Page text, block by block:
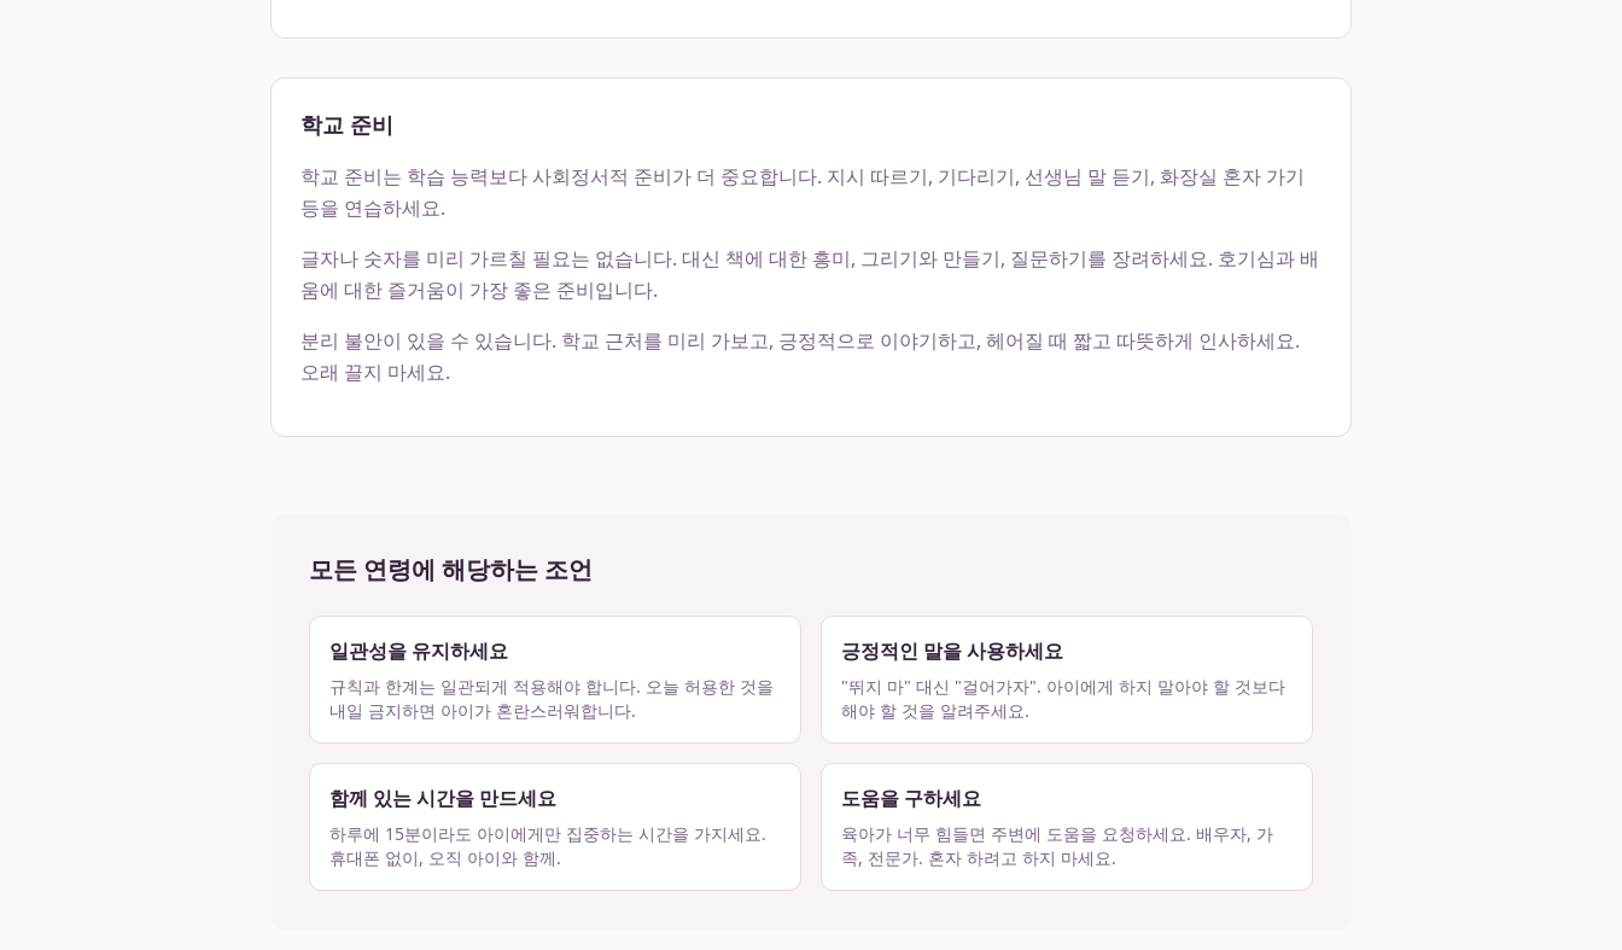
학교 준비
학교 준비는 학습 능력보다 사회정서적 준비가 더 중요합니다. 지시 따르기, 기다리기, 선생님 말 듣기, 화장실 혼자 가기
등을 연습하세요.
글자나 숫자를 미리 가르칠 필요는 없습니다. 대신 책에 대한 흥미, 그리기와 만들기, 질문하기를 장려하세요. 호기심과 배
움에 대한 즐거움이 가장 좋은 준비입니다.
분리 불안이 있을 수 있습니다. 학교 근처를 미리 가보고, 긍정적으로 이야기하고, 헤어질 때 짧고 따뜻하게 인사하세요.
오래 끌지 마세요.
모든 연령에 해당하는 조언
일관성을 유지하세요
규칙과 한계는 일관되게 적용해야 합니다. 오늘 허용한 것을
내일 금지하면 아이가 혼란스러워합니다.
긍정적인 말을 사용하세요
"뛰지 마" 대신 "걸어가자". 아이에게 하지 말아야 할 것보다
해야 할 것을 알려주세요.
함께 있는 시간을 만드세요
하루에 15분이라도 아이에게만 집중하는 시간을 가지세요.
휴대폰 없이, 오직 아이와 함께.
도움을 구하세요
육아가 너무 힘들면 주변에 도움을 요청하세요. 배우자, 가
족, 전문가. 혼자 하려고 하지 마세요.